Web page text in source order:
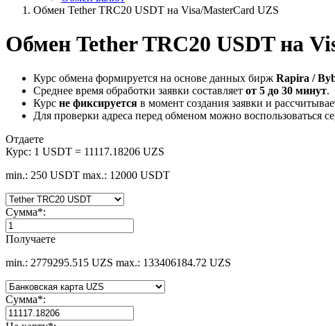
Обмен Tether TRC20 USDT на Visa/MasterCard UZS
Обмен Tether TRC20 USDT на
Курс обмена формируется на основе данных бирж Rapira /
Среднее время обработки заявки составляет от 5 до 30 минут.
Курс не фиксируется в момент создания заявки и
Для проверки адреса перед обменом можно воспользоваться
Отдаете
Курс: 1 USDT = 11117.18206 UZS
min.: 250 USDT max.: 12000 USDT
Сумма*:
Получаете
min.: 2779295.515 UZS max.: 133406184.72 UZS
Сумма*: